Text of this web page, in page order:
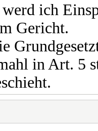
werd ich
Gericht.
in Art. 5